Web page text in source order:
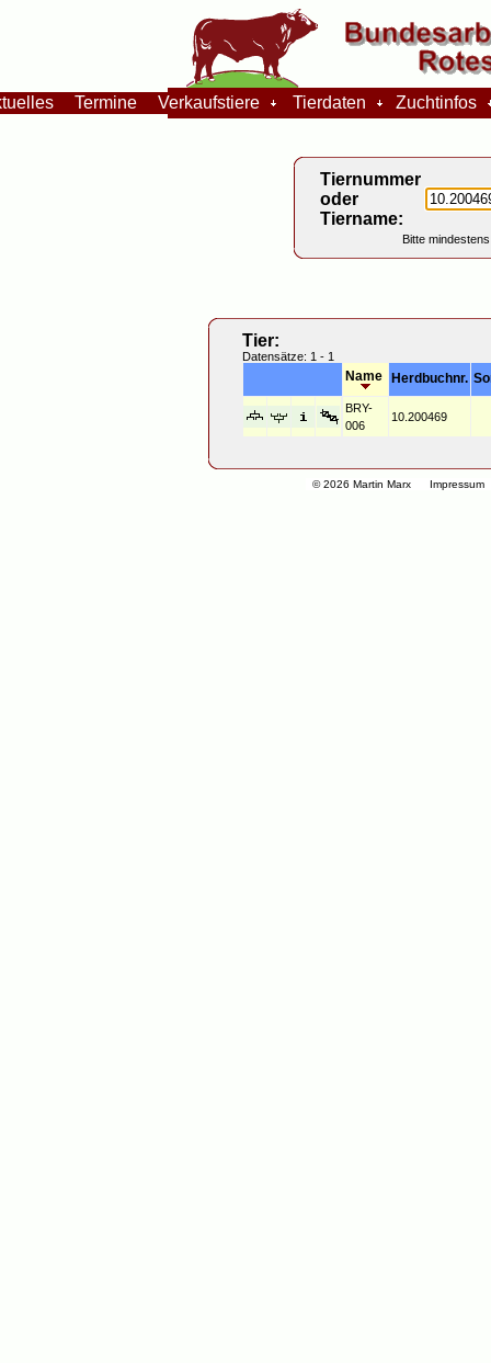
© 2026 Martin Marx Impressum
Termine Verkaufstiere Tierdaten Zuchtinfos
Tiernummer
oder
Tiername:
Bitte
Tier:
Datensätze: 1 - 1
Name Herdbuchnr.
BRY-
006
10.200469